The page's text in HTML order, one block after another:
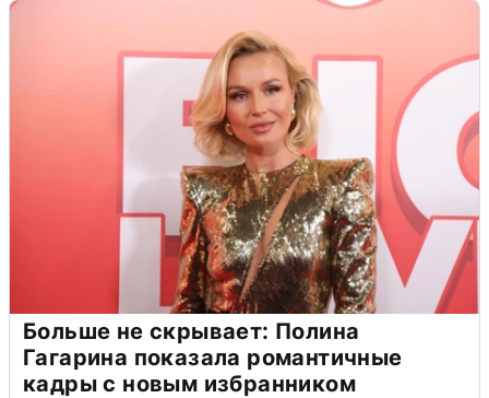
Больше не скрывает: Полина
Гагарина показала романтичные
кадры с новым избранником